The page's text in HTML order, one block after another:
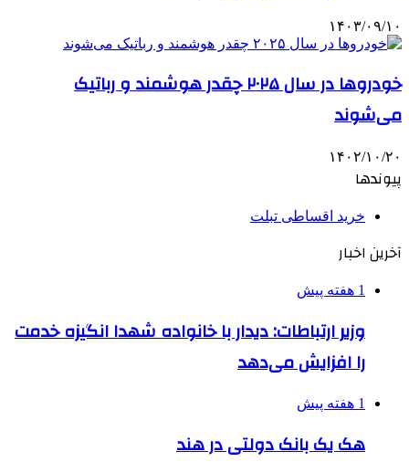
۱۴۰۳/۰۹/۱۰
خودروها در سال ۲۰۲۵ چقدر هوشمند و رباتیک
می‌شوند
۱۴۰۲/۱۰/۲۰
پیوندها
خرید اقساطی تبلت
آخرین اخبار
1 هفته پیش
وزیر ارتباطات: دیدار با خانواده شهدا انگیزه خدمت
را افزایش می‌دهد
1 هفته پیش
هک یک بانک دولتی در هند